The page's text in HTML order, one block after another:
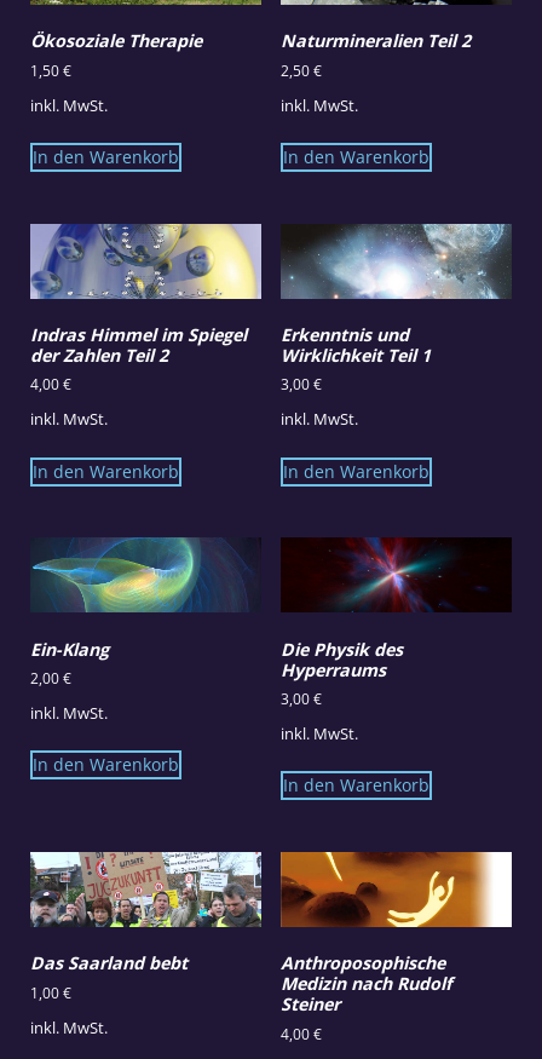
Ökosoziale Therapie
1,50€
inkl. MwSt.
In den Warenkorb
Naturmineralien Teil 2
2,50€
inkl. MwSt.
In den Warenkorb
Indras Himmel im Spiegel
der Zahlen Teil 2
4,00€
inkl. MwSt.
In den Warenkorb
Erkenntnis und
Wirklichkeit Teil 1
3,00€
inkl. MwSt.
In den Warenkorb
Ein-Klang
2,00€
inkl. MwSt.
In den Warenkorb
Die Physik des
Hyperraums
3,00€
inkl. MwSt.
In den Warenkorb
Das Saarland bebt
1,00€
inkl. MwSt.
Anthroposophische
Medizin nach Rudolf
Steiner
4,00€